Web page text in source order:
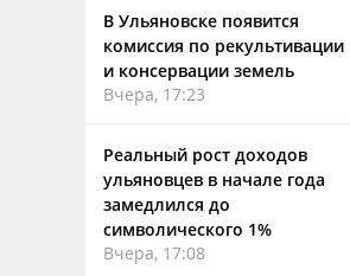
В Ульяновске появится
комиссия по рекультивации
и консервации земель
Вчера, 17:23
Реальный рост доходов
ульяновцев в начале года
замедлился до
символического 1%
Вчера, 17:08